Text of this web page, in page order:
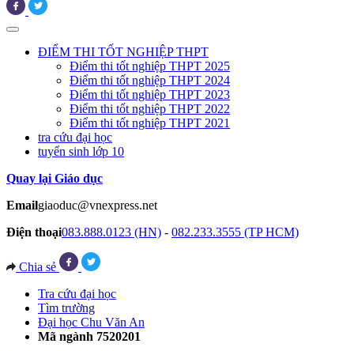
ĐIỂM THI TỐT NGHIỆP THPT
Điểm thi tốt nghiệp THPT 2025
Điểm thi tốt nghiệp THPT 2024
Điểm thi tốt nghiệp THPT 2023
Điểm thi tốt nghiệp THPT 2022
Điểm thi tốt nghiệp THPT 2021
tra cứu đại học
tuyển sinh lớp 10
Quay lại Giáo dục
Emailgiaoduc@vnexpress.net
Điện thoại083.888.0123 (HN) - 082.233.3555 (TP HCM)
Chia sẻ
Tra cứu đại học
Tìm trường
Đại học Chu Văn An
Mã ngành 7520201